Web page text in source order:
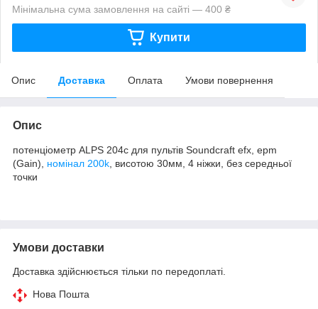
Мінімальна сума замовлення на сайті — 400 ₴
Купити
Опис Доставка Оплата Умови повернення
Опис
потенціометр ALPS 204c для пультів Soundcraft efx, epm
(Gain), номінал 200k , висотою 30мм, 4 ніжки, без середньої
точки
Умови доставки
Доставка здійснюється тільки по передоплаті.
Нова Пошта